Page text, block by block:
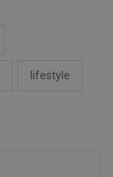
lifestyle